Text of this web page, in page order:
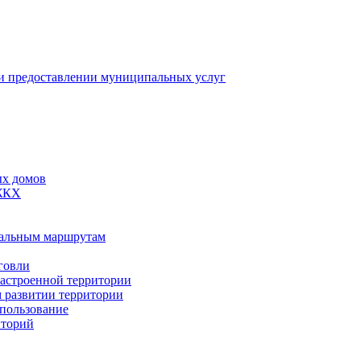
муниципальных услуг
домов
маршрутам
территории
территории